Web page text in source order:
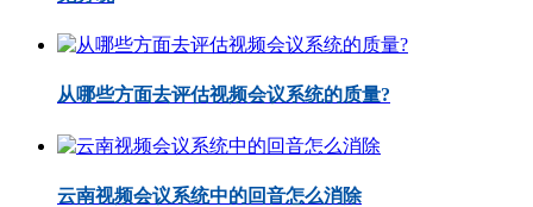
从哪些方面去评估视频会议系统的质量?
云南视频会议系统中的回音怎么消除